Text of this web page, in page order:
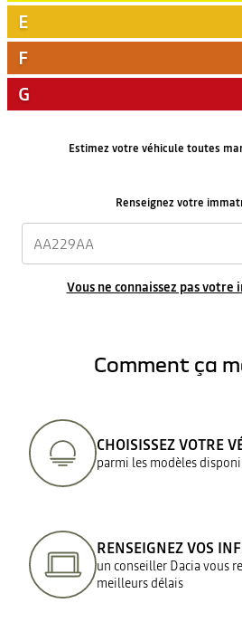
E
F
G
Estimez votre véhicule toutes
Renseignez votre
Vous ne connaissez pas
Comment ça
CHOISISSEZ VOTRE
parmi les modèles
RENSEIGNEZ VOS
un conseiller Dacia vous
meilleurs délais